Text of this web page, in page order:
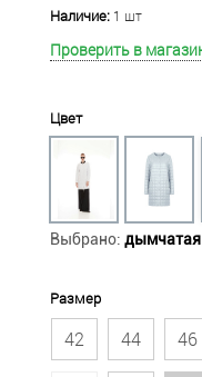
Наличие: 1 шт
Проверить в
Цвет
Выбрано: дымчатая
Размер
42 44 46